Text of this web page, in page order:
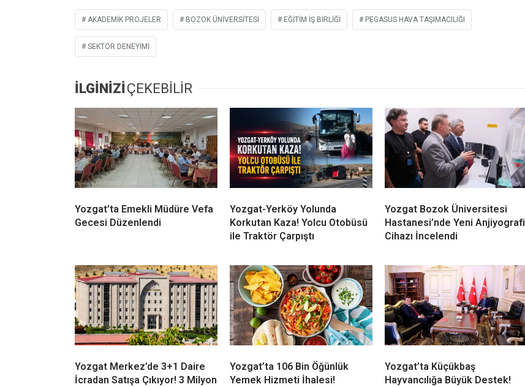
AKADEMIK PROJELER BOZOK ÜNIVERSITESI EĞITIM IŞ BIRLIĞI PEGASUS HAVA TAŞIMACILIĞI
SEKTÖR DENEYIMI
İLGİNİZİÇEKEBİLİR
Yozgat’ta Emekli Müdüre Vefa
Gecesi Düzenlendi
Yozgat-Yerköy Yolunda
Korkutan Kaza! Yolcu Otobüsü
ile Traktör Çarpıştı
Yozgat Bozok Üniversitesi
Hastanesi’nde Yeni Anjiyografi
Cihazı İncelendi
Yozgat Merkez’de 3+1 Daire
İcradan Satışa Çıkıyor! 3 Milyon
Yozgat’ta 106 Bin Öğünlük
Yemek Hizmeti İhalesi!
Yozgat’ta Küçükbaş
Hayvancılığa Büyük Destek!